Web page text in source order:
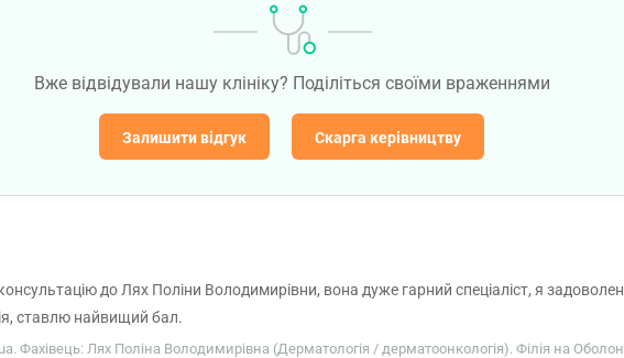
Вже відвідували нашу клініку? Поділіться своїми враженнями
Залишити відгук Скарга керівництву
до Лях Поліни Володимирівни, вона дуже гарний спеціаліст, я
ставлю найвищий бал.
Фахівець: Лях Поліна Володимирівна (Дерматологія / дерматоонкологія). Філія на